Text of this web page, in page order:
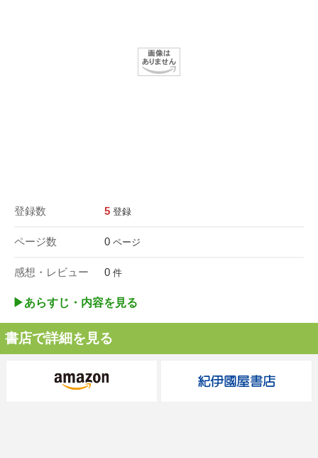
登録数 5 登録
ページ数 0 ページ
感想・レビュー 0 件
▶︎あらすじ・内容を見る
書店で詳細を見る